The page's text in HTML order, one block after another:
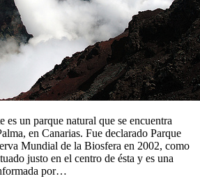
es un parque natural que se encuentra
en Canarias. Fue declarado Parque
Mundial de la Biosfera en 2002, como
justo en el centro de ésta y es una
por…